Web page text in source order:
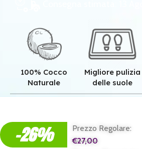
100% Cocco
Naturale
Migliore pulizia
delle suole
-26%
Prezzo Regolare:
€27,00